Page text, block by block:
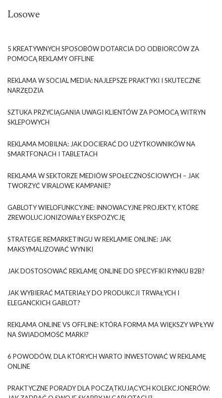
Losowe
5 KREATYWNYCH SPOSOBÓW DOTARCIA DO ODBIORCÓW ZA
POMOCĄ REKLAMY OFFLINE
REKLAMA W SOCIAL MEDIA: NAJLEPSZE PRAKTYKI I SKUTECZNE
NARZĘDZIA
SZTUKA PRZYCIĄGANIA UWAGI KLIENTÓW ZA POMOCĄ WITRYN
SKLEPOWYCH
REKLAMA MOBILNA: JAK DOCIERAĆ DO UŻYTKOWNIKÓW NA
SMARTFONACH I TABLETACH
REKLAMA W SEKTORZE MEDIÓW SPOŁECZNOŚCIOWYCH – JAK
TWORZYĆ VIRALOWE KAMPANIE?
GABLOTY WIELOFUNKCYJNE: INNOWACYJNE PROJEKTY, KTÓRE
ZREWOLUCJONIZOWAŁY EKSPOZYCJĘ
STRATEGIE REMARKETINGU W REKLAMIE ONLINE: JAK
MAKSYMALIZOWAĆ WYNIKI
JAK DOSTOSOWAĆ REKLAMĘ ONLINE DO SPECYFIKI RYNKU B2B?
JAK WYBIERAĆ MATERIAŁY DO PRODUKCJI TRWAŁYCH I
ELEGANCKICH GABLOT?
REKLAMA ONLINE VS OFFLINE: KTÓRA FORMA MA WIĘKSZY WPŁYW
NA ŚWIADOMOŚĆ MARKI?
6 POWODÓW, DLA KTÓRYCH WARTO INWESTOWAĆ W REKLAMĘ
ONLINE
PRAKTYCZNE PORADY DLA POCZĄTKUJĄCYCH KOLEKCJONERÓW: